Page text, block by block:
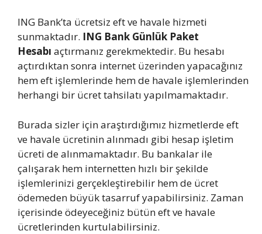
ING Bank’ta ücretsiz eft ve havale hizmeti
sunmaktadır. ING Bank Günlük Paket
Hesabı açtırmanız gerekmektedir. Bu hesabı
açtırdıktan sonra internet üzerinden yapacağınız
hem eft işlemlerinde hem de havale işlemlerinden
herhangi bir ücret tahsilatı yapılmamaktadır.
Burada sizler için araştırdığımız hizmetlerde eft
ve havale ücretinin alınmadı gibi hesap işletim
ücreti de alınmamaktadır. Bu bankalar ile
çalışarak hem internetten hızlı bir şekilde
işlemlerinizi gerçekleştirebilir hem de ücret
ödemeden büyük tasarruf yapabilirsiniz. Zaman
içerisinde ödeyeceğiniz bütün eft ve havale
ücretlerinden kurtulabilirsiniz.